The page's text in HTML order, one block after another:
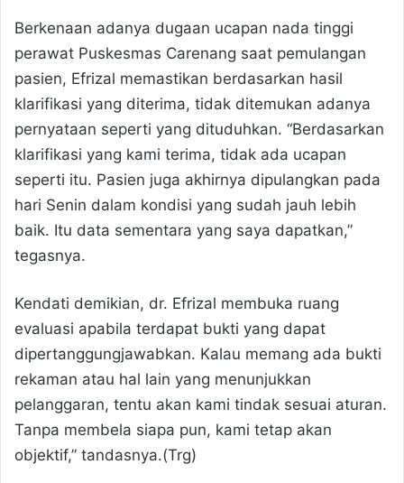
Berkenaan adanya dugaan ucapan nada tinggi
perawat Puskesmas Carenang saat pemulangan
pasien, Efrizal memastikan berdasarkan hasil
klarifikasi yang diterima, tidak ditemukan adanya
pernyataan seperti yang dituduhkan. “Berdasarkan
klarifikasi yang kami terima, tidak ada ucapan
seperti itu. Pasien juga akhirnya dipulangkan pada
hari Senin dalam kondisi yang sudah jauh lebih
baik. Itu data sementara yang saya dapatkan,”
tegasnya.
Kendati demikian, dr. Efrizal membuka ruang
evaluasi apabila terdapat bukti yang dapat
dipertanggungjawabkan. Kalau memang ada bukti
rekaman atau hal lain yang menunjukkan
pelanggaran, tentu akan kami tindak sesuai aturan.
Tanpa membela siapa pun, kami tetap akan
objektif,” tandasnya.(Trg)